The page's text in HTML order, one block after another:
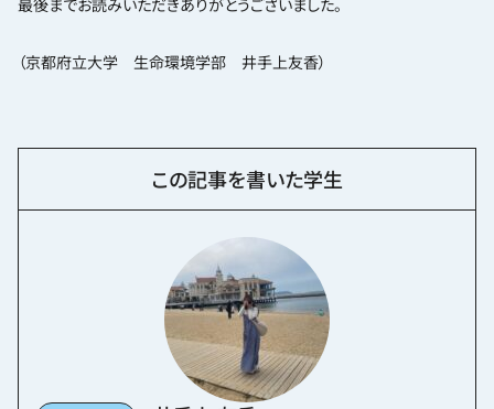
最後までお読みいただきありがとうございました。
（京都府立大学 生命環境学部 井手上友香）
この記事を書いた学生